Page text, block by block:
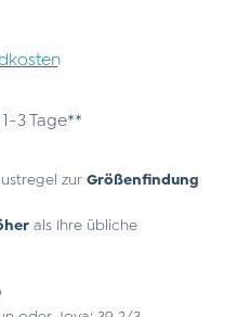
3 Tage**
zur Größenfindung
als Ihre übliche